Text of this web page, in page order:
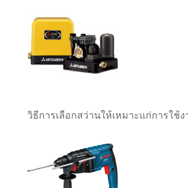
วิธีการเลือกสว่านให้เหมาะแก่การใช้ง